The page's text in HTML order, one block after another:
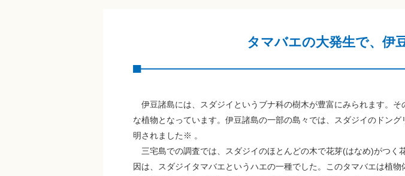
タマバエの大発生で、伊
伊豆諸島には、スダジイというブナ科の樹木が豊富にみられます。
な植物となっています。伊豆諸島の一部の島々では、スダジイのドン
明されました※ 。
三宅島での調査では、スダジイのほとんどの木で花芽(はなめ)がつく
因は、スダジイタマバエというハエの一種でした。このタマバエは植